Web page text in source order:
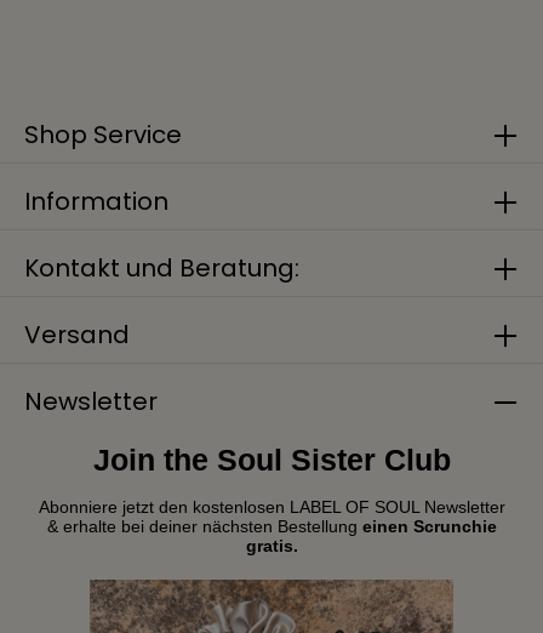
Kontakt und Beratung:
Versand
Newsletter
Join the Soul Sister Club
Abonniere jetzt den kostenlosen LABEL OF SOUL Newsletter
& erhalte bei deiner nächsten Bestellung einen Scrunchie
gratis.
Shop Service
Information